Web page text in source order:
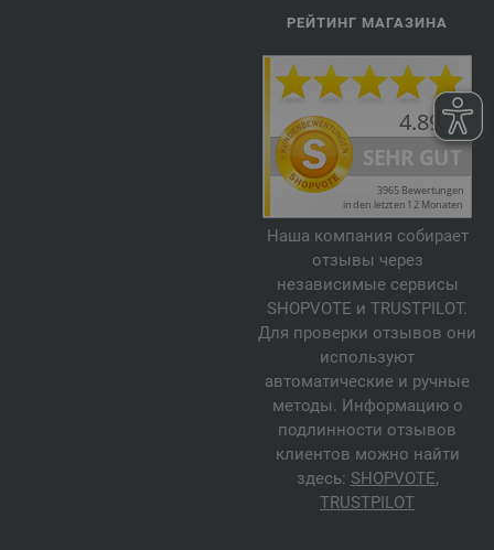
РЕЙТИНГ МАГАЗИНА
Наша компания собирает
отзывы через
независимые сервисы
SHOPVOTE и TRUSTPILOT.
Для проверки отзывов они
используют
автоматические и ручные
методы. Информацию о
подлинности отзывов
клиентов можно найти
здесь: SHOPVOTE,
TRUSTPILOT